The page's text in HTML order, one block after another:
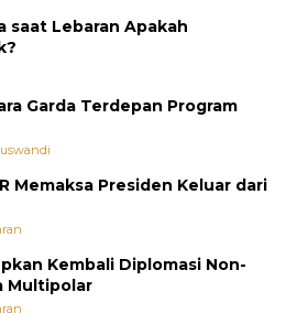
saat Lebaran Apakah
Garda Terdepan Program
Memaksa Presiden Keluar dari
Kembali Diplomasi Non-
Multipolar